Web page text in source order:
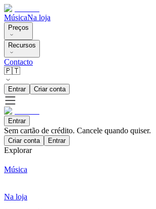
MúsicaNa loja
Preços
Recursos
Contacto
🇵🇹
Entrar Criar conta
Entrar
Sem cartão de crédito. Cancele quando quiser.
Criar conta Entrar
Explorar
Música
Na loja